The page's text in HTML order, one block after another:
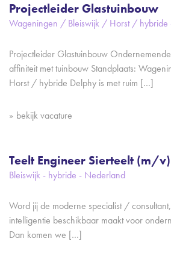
Projectleider Glastuinbouw
Wageningen / Bleiswijk / Horst / hybride
Projectleider Glastuinbouw
affiniteit met tuinbouw Standplaats:
Horst / hybride Delphy is met ruim […]
bekijk vacature
Teelt Engineer Sierteelt (m/v)
Bleiswijk - hybride - Nederland
Word jij de moderne specialist /
intelligentie beschikbaar maakt voor
Dan komen we […]